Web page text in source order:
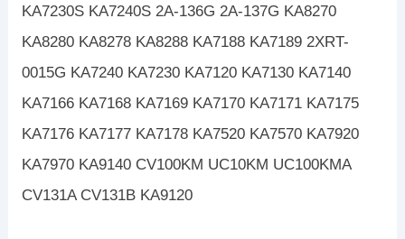
KA7230S KA7240S 2A-136G 2A-137G KA8270
KA8280 KA8278 KA8288 KA7188 KA7189 2XRT-
0015G KA7240 KA7230 KA7120 KA7130 KA7140
KA7166 KA7168 KA7169 KA7170 KA7171 KA7175
KA7176 KA7177 KA7178 KA7520 KA7570 KA7920
KA7970 KA9140 CV100KM UC10KM UC100KMA
CV131A CV131B KA9120